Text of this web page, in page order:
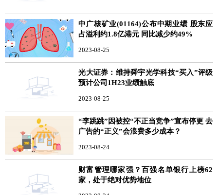
中广核矿业(01164)公布中期业绩 股东应
占溢利约1.8亿港元 同比减少约49%
2023-08-25
光大证券：维持舜宇光学科技“买入”评级
预计公司1H23业绩触底
2023-08-25
“李跳跳”因被控“不正当竞争”宣布停更 去
广告的“正义”会浪费多少成本？
2023-08-24
财富管理哪家强？百强名单银行上榜62
家，处于绝对优势地位